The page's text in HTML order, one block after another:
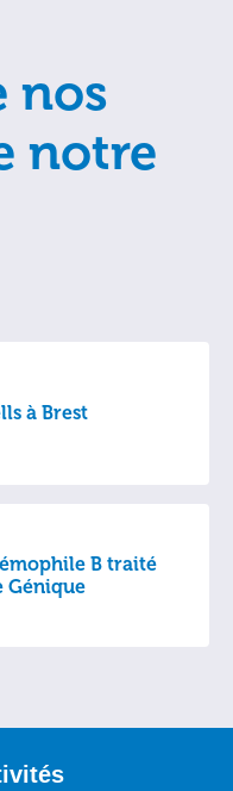
nos
notre
à Brest
B traité
Génique